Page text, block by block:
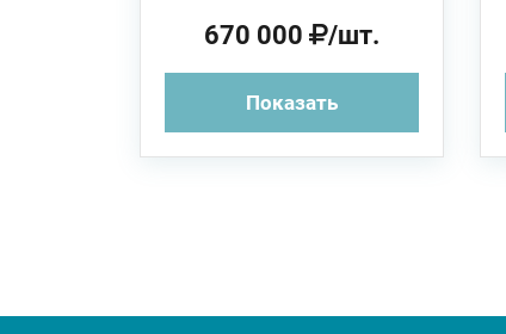
670 000 /шт.
Показать
248×299х111 см
216х216х90см